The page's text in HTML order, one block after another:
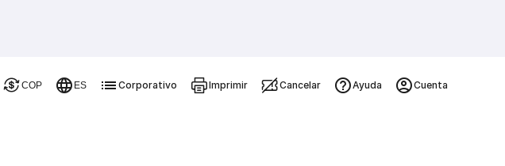
COP ES Corporativo Imprimir Cancelar Ayuda Cuenta